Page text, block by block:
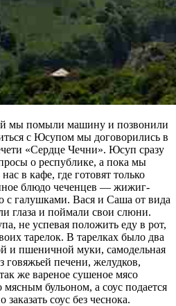
мы помыли машину и позвонили
с Юсупом мы договорились в
«Сердце Чечни». Юсуп сразу
о республике, а пока мы
в кафе, где готовят только
блюдо чеченцев — жижиг-
с галушками. Вася и Саша от вида
глаза и поймали свои слюни.
не успевая положить еду в рот,
тарелок. В тарелках было два
и пшеничной муки, самодельная
говяжьей печени, желудков,
же вареное сушеное мясо
мясным бульоном, а соус подается
соус без чеснока.